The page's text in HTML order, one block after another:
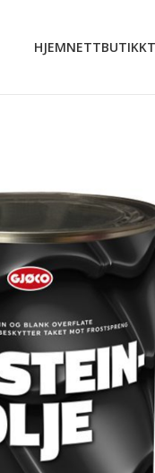
HJEMNETTBUTIKK